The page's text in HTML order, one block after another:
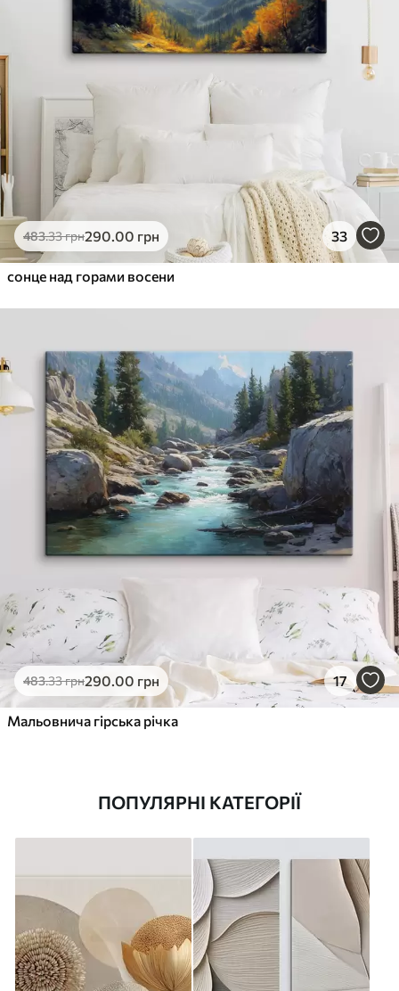
483.33грн290.00 грн 33
сонце над горами восени
483.33грн290.00 грн 17
Мальовнича гірська річка
ПОПУЛЯРНІ КАТЕГОРІЇ